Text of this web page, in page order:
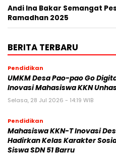
Andi Ina Bakar Semangat
Ramadhan 2025
BERITA TERBARU
Pendidikan
UMKM Desa Pao-pao Go
Inovasi Mahasiswa KKN Unhas
Selasa, 28 Jul 2026 - 14:19 WIB
Pendidikan
Mahasiswa KKN-T Inovasi
Hadirkan Kelas Karakter
Siswa SDN 51 Barru